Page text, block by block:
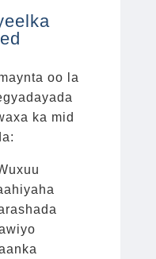
oo la
ka mid